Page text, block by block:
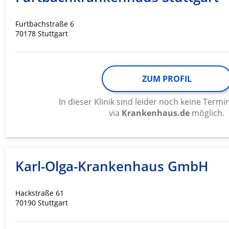
Furtbachstraße 6
70178 Stuttgart
ZUM PROFIL
In dieser Klinik sind leider noch keine
via Krankenhaus.de möglich.
Karl-Olga-Krankenhaus GmbH
Hackstraße 61
70190 Stuttgart
Messung der Performance von Inhalten
Entwicklung und Verbesserung der Angebote
Verwendung reduzierter Daten zur Auswahl von Inhalten
Nicht-IAB-Verarbeitungszwecke:
Performance